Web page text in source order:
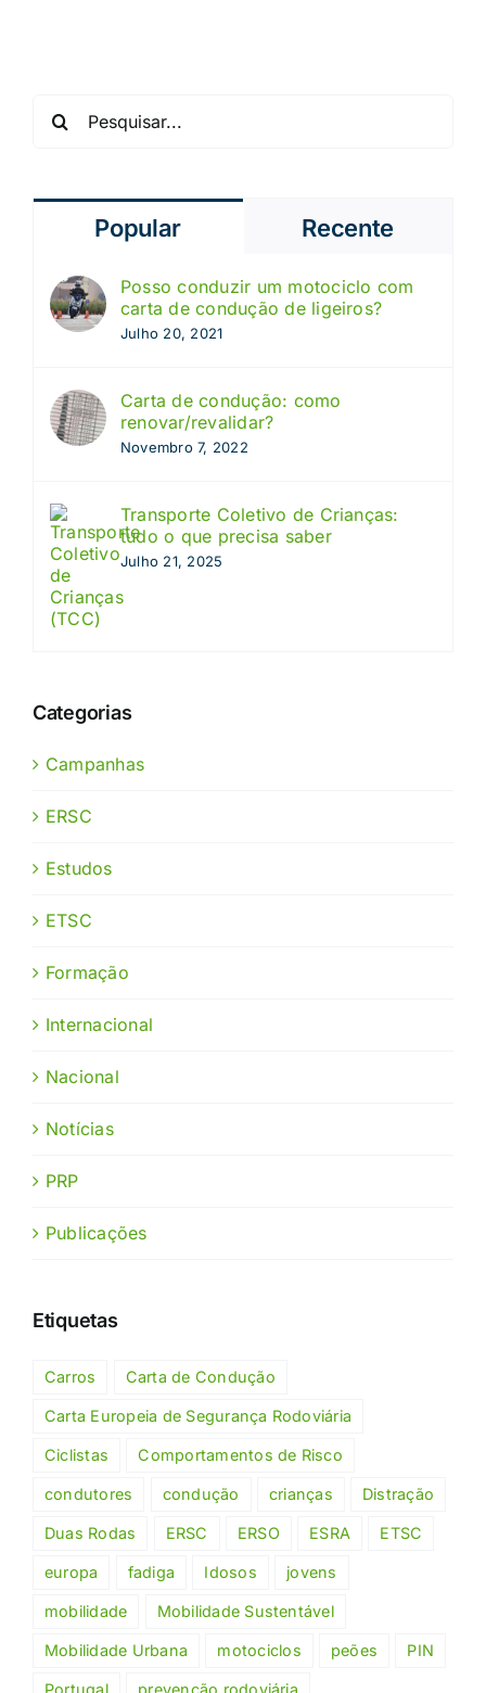
Popular Recente
Posso conduzir um motociclo com
carta de condução de ligeiros?
Julho 20, 2021
Carta de condução: como
renovar/revalidar?
Novembro 7, 2022
Transporte Coletivo de Crianças:
tudo o que precisa saber
Julho 21, 2025
Categorias
Campanhas
ERSC
Estudos
ETSC
Formação
Internacional
Nacional
Notícias
PRP
Publicações
Etiquetas
Carros Carta de Condução
Carta Europeia de Segurança Rodoviária
Ciclistas Comportamentos de Risco
condutores condução crianças Distração
Duas Rodas ERSC ERSO ESRA ETSC
europa fadiga Idosos jovens
mobilidade Mobilidade Sustentável
Mobilidade Urbana motociclos peões PIN
Portugal prevenção rodoviária